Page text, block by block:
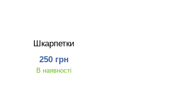
Шкарпетки
250 грн
В наявності